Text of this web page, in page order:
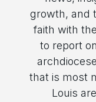
growth, and
faith with
to report
that is most
Louis